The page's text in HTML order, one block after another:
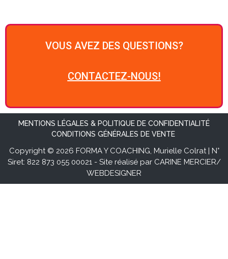
VOUS AVEZ DES QUESTIONS?
CONTACTEZ-NOUS!
MENTIONS LÉGALES & POLITIQUE DE CONFIDENTIALITÉ
CONDITIONS GÉNÉRALES DE VENTE
Copyright © 2026 FORMA Y COACHING, Murielle Colrat | N°
Siret: 822 873 055 00021 - Site réalisé par CARINE MERCIER/
WEBDESIGNER